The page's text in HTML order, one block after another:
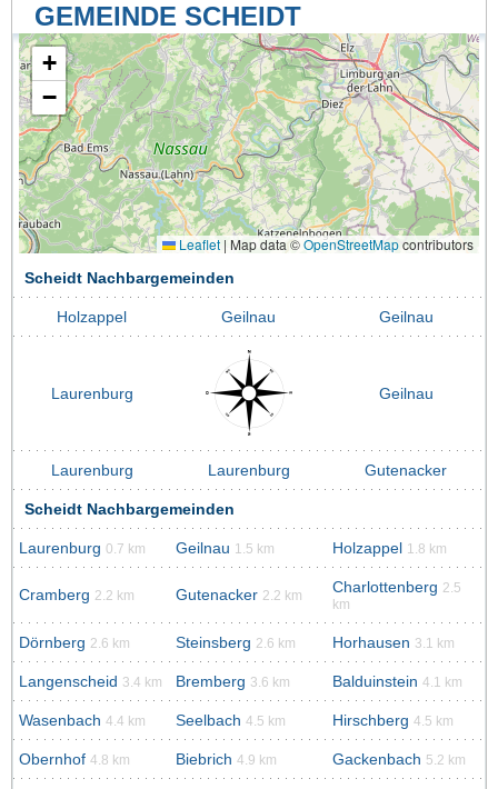
GEMEINDE SCHEIDT
+
−
Leaflet | Map data ©OpenStreetMapcontributors
Scheidt Nachbargemeinden
Holzappel Geilnau Geilnau
Laurenburg Geilnau
Laurenburg Laurenburg Gutenacker
Scheidt Nachbargemeinden
Laurenburg 0.7 km Geilnau 1.5 km Holzappel 1.8 km
Cramberg 2.2 km Gutenacker 2.2 km Charlottenberg 2.5
km
Dörnberg 2.6 km Steinsberg 2.6 km Horhausen 3.1 km
Langenscheid 3.4 km Bremberg 3.6 km Balduinstein 4.1 km
Wasenbach 4.4 km Seelbach 4.5 km Hirschberg 4.5 km
Obernhof 4.8 km Biebrich 4.9 km Gackenbach 5.2 km